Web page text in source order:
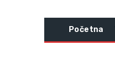
Početna